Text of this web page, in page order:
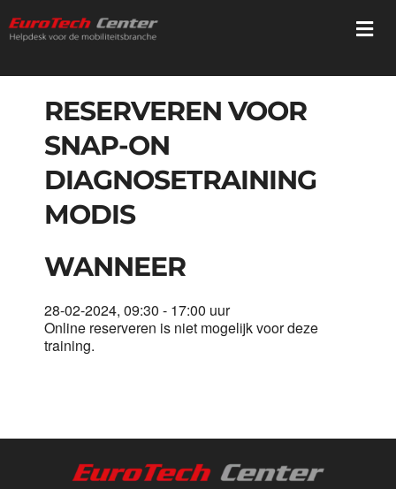
naar
Diensten
Trainingen
Registratie
Webshop
Contact
RESERVEREN VOOR
SNAP-ON
DIAGNOSETRAINING
MODIS
WANNEER
28-02-2024, 09:30 - 17:00 uur
Online reserveren is niet mogelijk voor deze
training.